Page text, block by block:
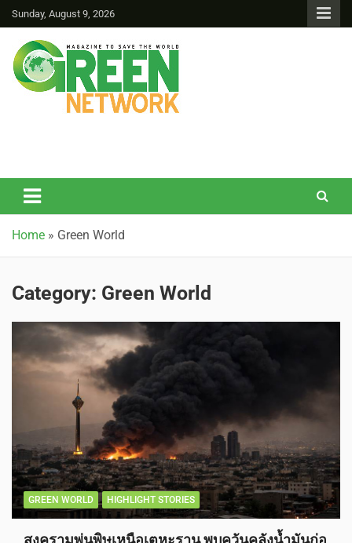
Sunday, August 9, 2026
Home » Green World
Category: Green World
GREEN WORLD HIGHLIGHT STORIES
สงครามพ่นพิษเหนือเตหะราน พบควันคลังน้ำมันก่อ